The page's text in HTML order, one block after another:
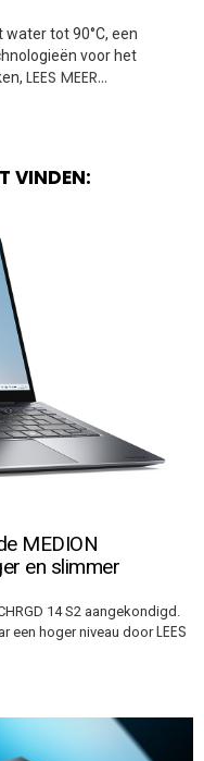
tot 90°C, een
voor het
LEES MEER…
VINDEN:
MEDION
en slimmer
14 S2 aangekondigd.
een hoger niveau doorLEES